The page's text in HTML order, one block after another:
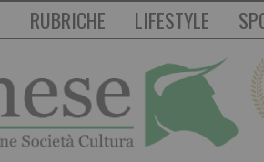
RUBRICHE LIFESTYLE